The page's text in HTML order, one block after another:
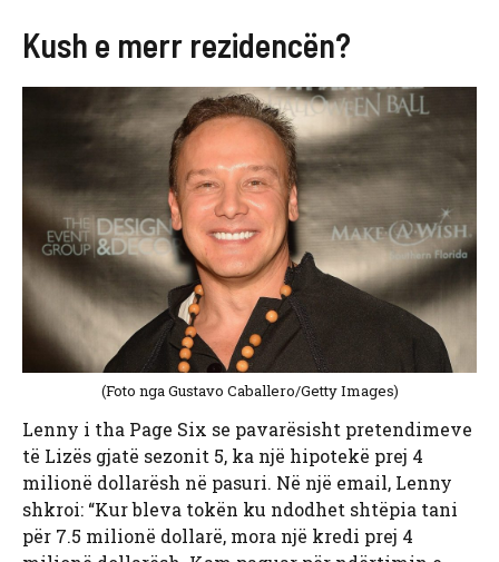
Kush e merr rezidencën?
(Foto nga Gustavo Caballero/Getty Images)
Lenny i tha Page Six se pavarësisht pretendimeve
të Lizës gjatë sezonit 5, ka një hipotekë prej 4
milionë dollarësh në pasuri. Në një email, Lenny
shkroi: “Kur bleva tokën ku ndodhet shtëpia tani
për 7.5 milionë dollarë, mora një kredi prej 4